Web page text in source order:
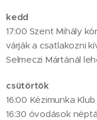
kedd
17:00 Szent Mihály
várják a csatlakozni
Selmeczi Mártánál
csütörtök
16:00 Kézimunka Klub
16:30 óvodások